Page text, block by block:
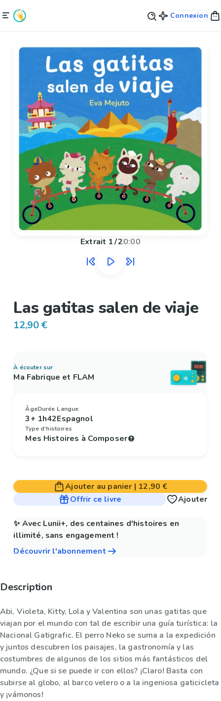
Connexion
Extrait 1/20:00
Las gatitas salen de viaje
12,90 €
À écouter sur
Ma Fabrique et FLAM
Âge
3+
Durée
1h42
Langue
Espagnol
Type d'histoires
Mes Histoires à Composer
Ajouter au panier | 12,90 €
Offrir ce livre
Ajouter
✨ Avec Lunii+, des centaines d'histoires en
illimité, sans engagement !
Découvrir l'abonnement
Description
Abi, Violeta, Kitty, Lola y Valentina son unas gatitas que
viajan por el mundo con tal de escribir una guía turística: la
Nacional Gatigrafic. El perro Neko se suma a la expedición
y juntos descubren los paisajes, la gastronomía y las
costumbres de algunos de los sitios más fantásticos del
mundo. ¿Que si se puede ir con ellos? ¡Claro! Basta con
subirse al globo, al barco velero o a la ingeniosa gaticicleta
y ¡vámonos!